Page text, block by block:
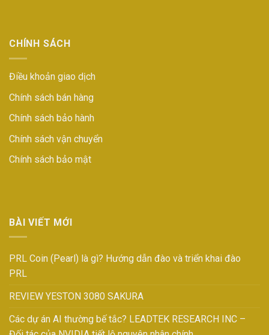
CHÍNH SÁCH
Điều khoản giao dịch
Chính sách bán hàng
Chính sách bảo hành
Chính sách vận chuyển
Chính sách bảo mật
BÀI VIẾT MỚI
PRL Coin (Pearl) là gì? Hướng dẫn đào và triển khai đào
PRL
REVIEW YESTON 3080 SAKURA
Các dự án AI thường bế tắc? LEADTEK RESEARCH INC –